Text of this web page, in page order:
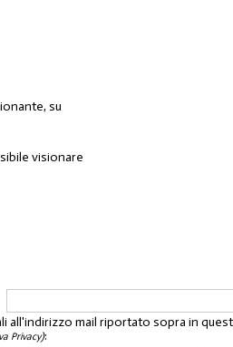
su
visionare
mail riportato sopra in
Privacy):